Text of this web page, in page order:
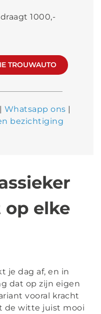
1000,-
TROUWAUTO
Whatsapp ons
bezichtiging
elke
je dag af, en in
dat op zijn eigen
vooral kracht
de witte juist mooi